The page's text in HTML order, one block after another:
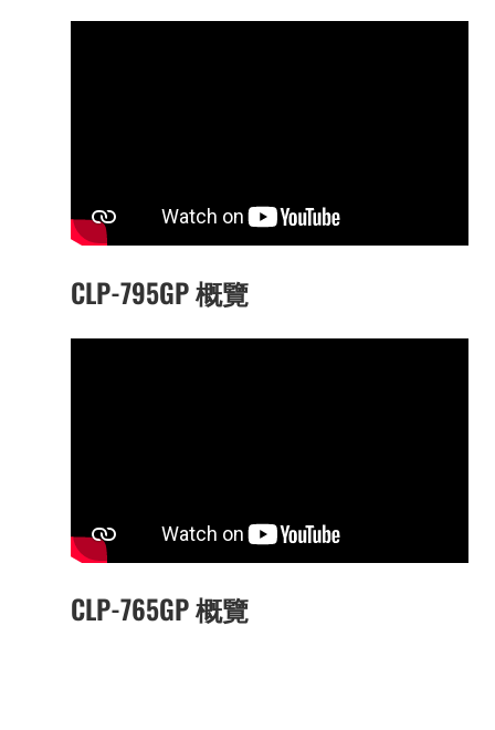
CLP-795GP 概覽
CLP-765GP 概覽